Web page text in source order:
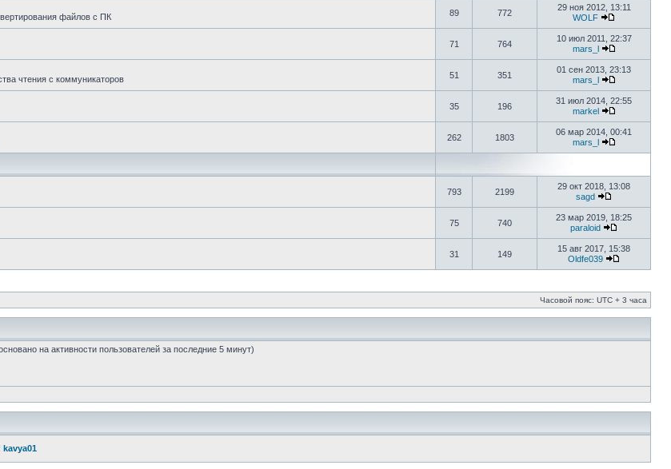
файлов с ПК 89 772
29 ноя 2012, 13:11
WOLF
71 764
10 июл 2011, 22:37
mars_l
чтения с коммуникаторов 51 351
01 сен 2013, 23:13
mars_l
35 196
31 июл 2014, 22:55
markel
262 1803
06 мар 2014, 00:41
mars_l
793 2199
29 окт 2018, 13:08
sagd
75 740
23 мар 2019, 18:25
paraloid
31 149
15 авг 2017, 15:38
Oldfe039
Часовой пояс: UTC + 3 часа
на активности пользователей за последние 5 минут)
kavya01